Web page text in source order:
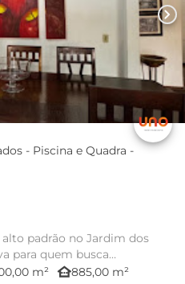
chevron_right
- Piscina e Quadra -
padrão no Jardim dos
para quem busca
m² other_houses885,00 m²